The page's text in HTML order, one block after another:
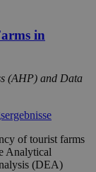
in
(AHP) and Data
of tourist farms
Analytical
(DEA)